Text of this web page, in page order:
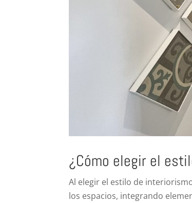
¿Cómo elegir el
Al elegir el estilo de
los espacios, integrando